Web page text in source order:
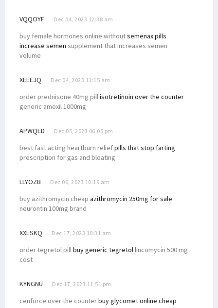
VQQOYF Dec 04, 2023 12:38 am
buy female hormones online withoutsemenax pills
increase semen supplement that increases semen
volume
XEEEJQ Dec 04, 2023 11:15 am
order prednisone 40mg pillisotretinoin over the counter
generic amoxil 1000mg
APWQED Dec 05, 2023 06:05 pm
best fast acting heartburn reliefpills that stop farting
prescription for gas and bloating
LLYOZB Dec 06, 2023 10:19 am
buy azithromycin cheap azithromycin 250mg for sale
neurontin 100mg brand
XXESKQ Dec 17, 2023 10:31 am
order tegretol pillbuy generic tegretollincomycin 500 mg
cost
KYNGNU Dec 17, 2023 11:51 pm
cenforce over the counterbuy glycomet online cheap